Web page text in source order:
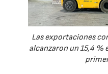
Las exportaciones
alcanzaron un 15,4 %